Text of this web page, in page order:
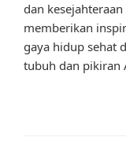
dan
memberikan
gaya hidup sehat
tubuh dan pikiran